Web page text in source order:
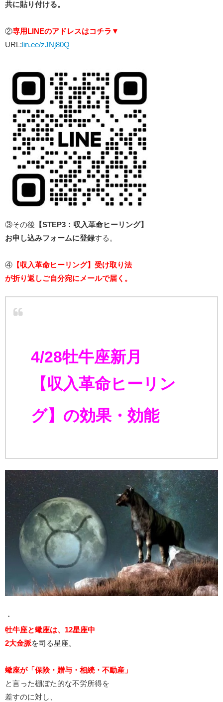
共に貼り付ける。
②専用LINEのアドレスはコチラ▼
URL:lin.ee/zJNj80Q
③その後 【STEP3：収入革命ヒーリング】
お申し込みフォームに登録する。
④ 【収入革命ヒーリング】受け取り法
が折り返しご自分宛にメールで届く。
4/28牡牛座新月
【収入革命ヒーリン
グ】 の効果・効能
・
牡牛座と蠍座は、12星座中
2大金脈を司る星座。
蠍座が「保険・贈与・相続・不動産」
と言った棚ぼた的な不労所得を
差すのに対し、